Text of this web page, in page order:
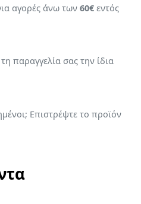
αγορές άνω των 60€ εντός
παραγγελία σας την ίδια
Επιστρέψτε το προϊόν